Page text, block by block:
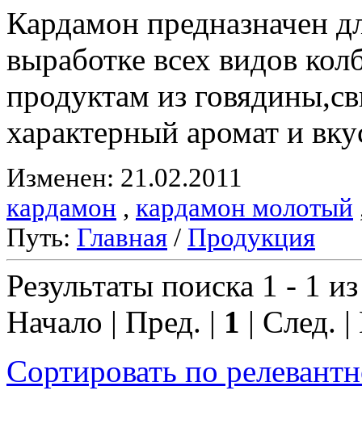
Кардамон предназначен
выработке всех видов
продуктам из
характерный аромат и
Изменен: 21.02.2011
кардамон , кардамон молотый
Путь: Главная / Продукция
Результаты поиска 1 - 1
Начало | Пред. | 1 | След.
Сортировать по